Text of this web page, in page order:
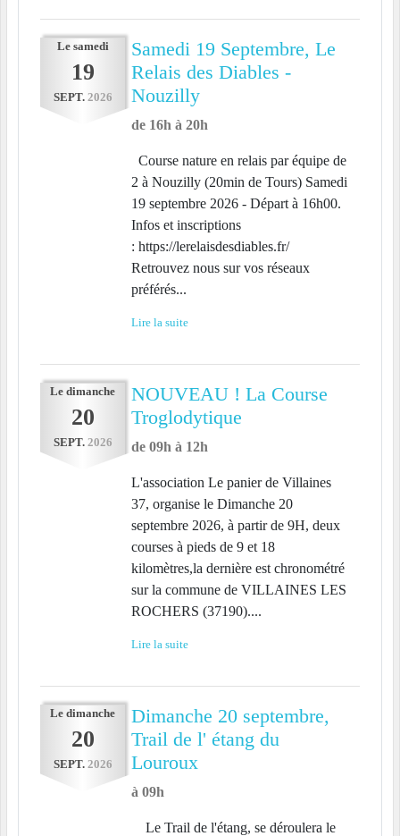
Le samedi
19
SEPT. 2026
Samedi 19 Septembre, Le
Relais des Diables -
Nouzilly
de 16h à 20h
Course nature en relais par équipe de
2 à Nouzilly (20min de Tours) Samedi
19 septembre 2026 - Départ à 16h00.
Infos et inscriptions
: https://lerelaisdesdiables.fr/
Retrouvez nous sur vos réseaux
préférés...
Lire la suite
Le dimanche
20
SEPT. 2026
NOUVEAU ! La Course
Troglodytique
de 09h à 12h
L'association Le panier de Villaines
37, organise le Dimanche 20
septembre 2026, à partir de 9H, deux
courses à pieds de 9 et 18
kilomètres,la dernière est chronométré
sur la commune de VILLAINES LES
ROCHERS (37190)....
Lire la suite
Le dimanche
20
SEPT. 2026
Dimanche 20 septembre,
Trail de l' étang du
Louroux
à 09h
Le Trail de l'étang, se déroulera le